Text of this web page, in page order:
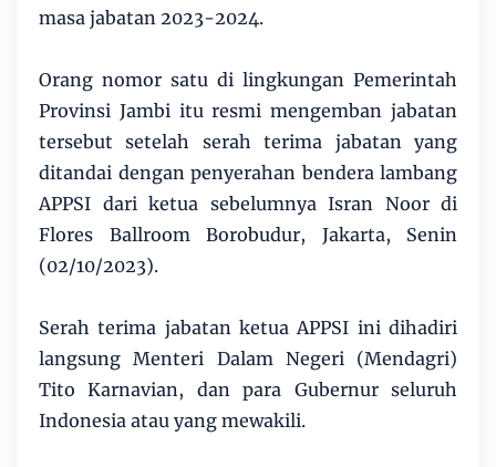
masa jabatan 2023-2024.
Orang nomor satu di lingkungan Pemerintah
Provinsi Jambi itu resmi mengemban jabatan
tersebut setelah serah terima jabatan yang
ditandai dengan penyerahan bendera lambang
APPSI dari ketua sebelumnya Isran Noor di
Flores Ballroom Borobudur, Jakarta, Senin
(02/10/2023).
Serah terima jabatan ketua APPSI ini dihadiri
langsung Menteri Dalam Negeri (Mendagri)
Tito Karnavian, dan para Gubernur seluruh
Indonesia atau yang mewakili.